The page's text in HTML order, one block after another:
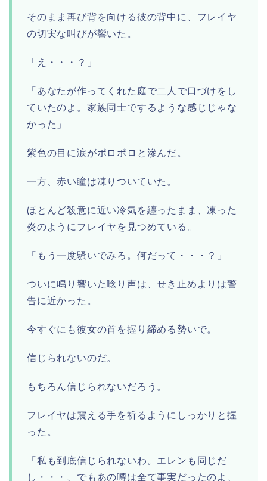
そのまま再び背を向ける彼の背中に、フレイヤ
の切実な叫びが響いた。
「え・・・？」
「あなたが作ってくれた庭で二人で口づけをし
ていたのよ。家族同士でするような感じじゃな
かった」
紫色の目に涙がポロポロと滲んだ。
一方、赤い瞳は凍りついていた。
ほとんど殺意に近い冷気を纏ったまま、凍った
炎のようにフレイヤを見つめている。
「もう一度騒いでみろ。何だって・・・？」
ついに鳴り響いた唸り声は、せき止めよりは警
告に近かった。
今すぐにも彼女の首を握り締める勢いで。
信じられないのだ。
もちろん信じられないだろう。
フレイヤは震える手を祈るようにしっかりと握
った。
「私も到底信じられないわ。エレンも同じだ
し・・・、でもあの噂は全て事実だったのよ、